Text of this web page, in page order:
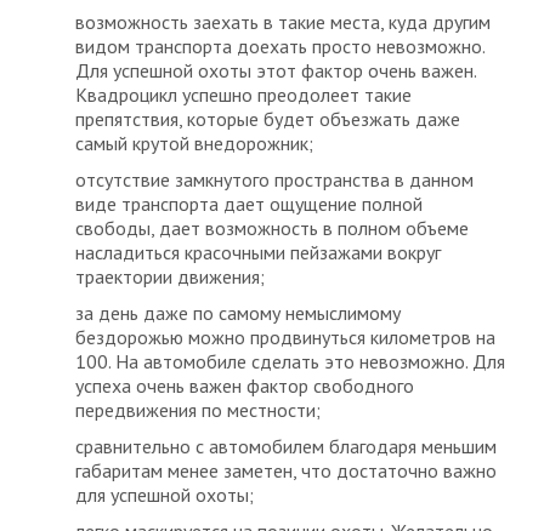
возможность заехать в такие места, куда другим
видом транспорта доехать просто невозможно.
Для успешной охоты этот фактор очень важен.
Квадроцикл успешно преодолеет такие
препятствия, которые будет объезжать даже
самый крутой внедорожник;
отсутствие замкнутого пространства в данном
виде транспорта дает ощущение полной
свободы, дает возможность в полном объеме
насладиться красочными пейзажами вокруг
траектории движения;
за день даже по самому немыслимому
бездорожью можно продвинуться километров на
100. На автомобиле сделать это невозможно. Для
успеха очень важен фактор свободного
передвижения по местности;
сравнительно с автомобилем благодаря меньшим
габаритам менее заметен, что достаточно важно
для успешной охоты;